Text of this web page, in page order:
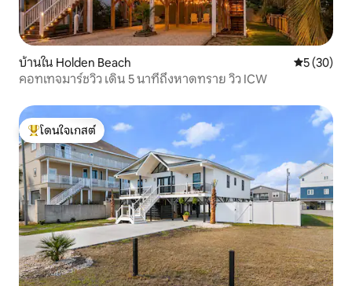
บ้านใน Holden Beach คะแนนเฉลี่
5 (30)
คอทเทจมาร์ชวิว เดิน 5 นาทีถึงหาดทราย วิว ICW
โดนใจเกสต์ที่สุด
โดนใจเกสต์